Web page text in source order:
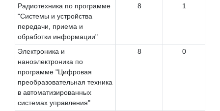
Радиотехника по программе
"Системы и устройства
передачи, приема и
обработки информации"
8 1
Электроника и
наноэлектроника по
программе "Цифровая
преобразовательная техника
в автоматизированных
системах управления"
8 0